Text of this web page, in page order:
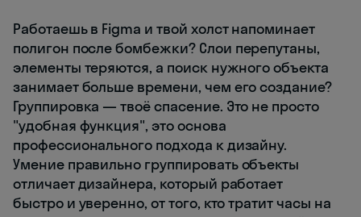
Работаешь в Figma и твой холст напоминает
полигон после бомбежки? Слои перепутаны,
элементы теряются, а поиск нужного объекта
занимает больше времени, чем его создание?
Группировка — твоё спасение. Это не просто
"удобная функция", это основа
профессионального подхода к дизайну.
Умение правильно группировать объекты
отличает дизайнера, который работает
быстро и уверенно, от того, кто тратит часы на